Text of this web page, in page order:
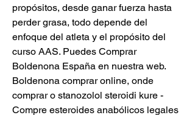
propósitos, desde ganar fuerza hasta
perder grasa, todo depende del
enfoque del atleta y el propósito del
curso AAS. Puedes Comprar
Boldenona España en nuestra web.
Boldenona comprar online, onde
comprar o stanozolol steroidi kure -
Compre esteroides anabólicos legales